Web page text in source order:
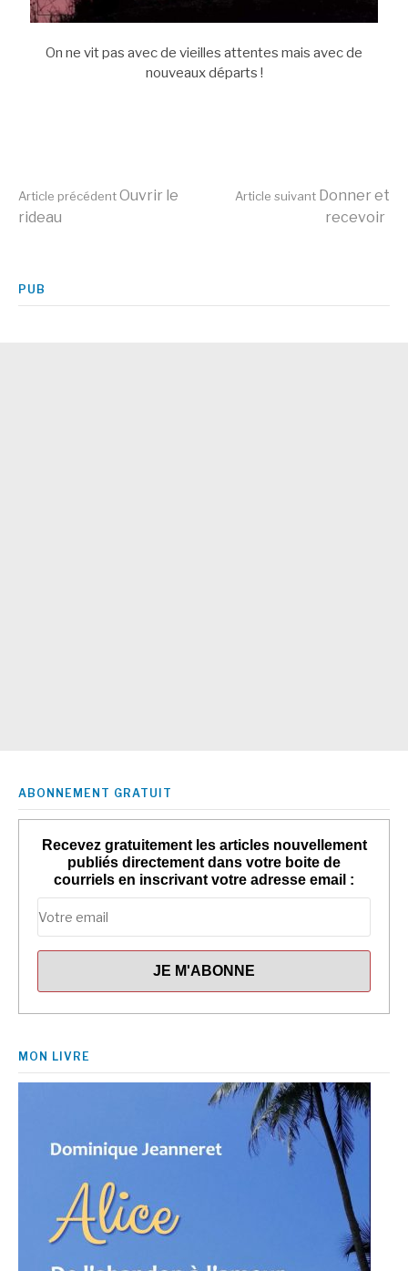
On ne vit pas avec de vieilles attentes mais avec de
nouveaux départs !
Lire
la
Article précédentOuvrir le
rideau
Article suivant Donner et
recevoir
PUB
ABONNEMENT GRATUIT
Recevez gratuitement les articles nouvellement
publiés directement dans votre boite de
courriels en inscrivant votre adresse email :
MON LIVRE